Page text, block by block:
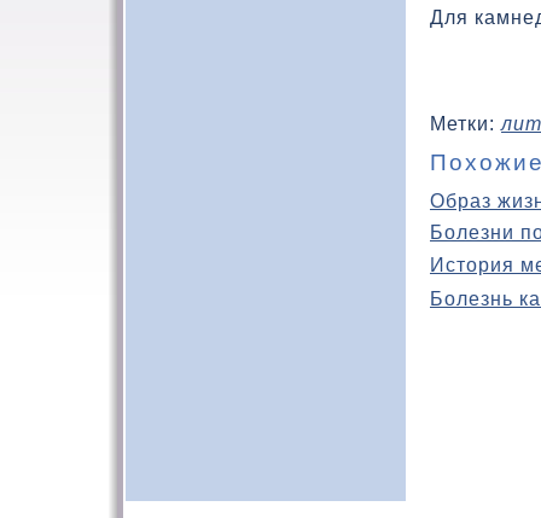
Для
Метки:
Образ
Болезни
История
Болезнь